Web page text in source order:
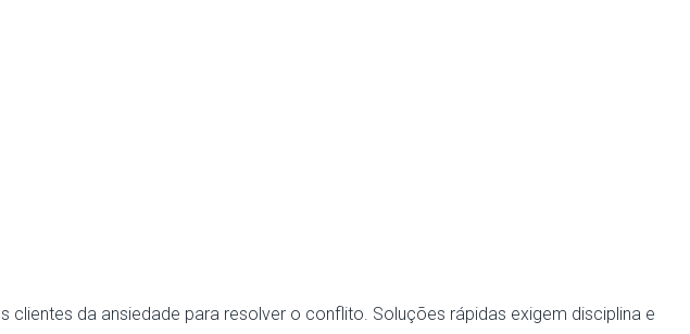
da ansiedade para resolver o conflito. Soluções rápidas exigem disciplina e